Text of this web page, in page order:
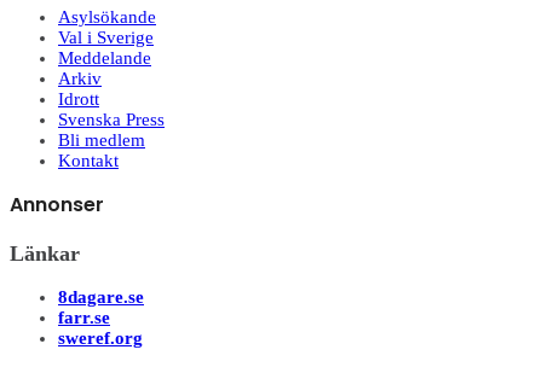
Asylsökande
Val i Sverige
Meddelande
Arkiv
Idrott
Svenska Press
Bli medlem
Kontakt
Annonser
Länkar
8dagare.se
farr.se
sweref.org